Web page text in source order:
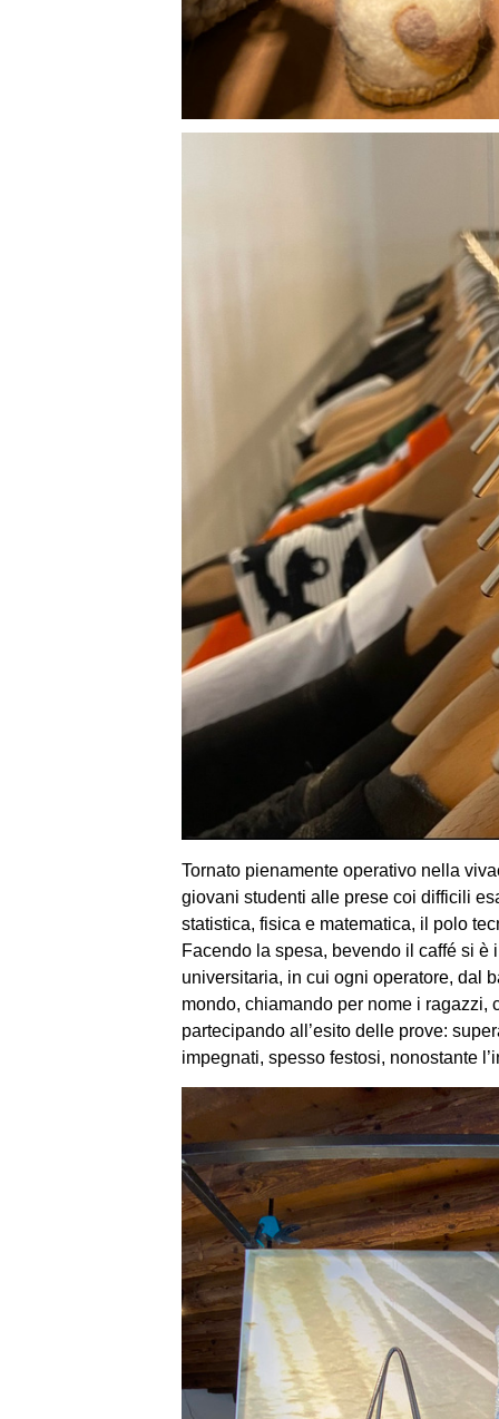
Tornato pienamente operativo nella
giovani studenti alle prese coi difficili
statistica, fisica e matematica, il polo
Facendo la spesa, bevendo il caffé si è
universitaria, in cui ogni operatore, dal
mondo, chiamando per nome i ragazzi,
partecipando all’esito delle prove:
impegnati, spesso festosi, nonostante